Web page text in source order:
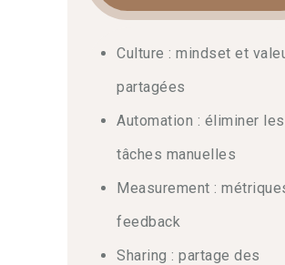
Culture : mindset et
partagées
Automation : éliminer les
tâches manuelles
Measurement :
feedback
Sharing : partage des